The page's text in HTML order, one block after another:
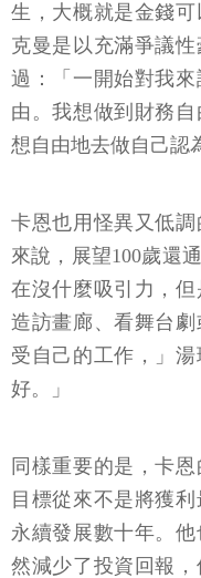
生，大概就是金錢
克曼是以充滿爭議
過：「一開始對我
由。我想做到財務
想自由地去做自己認
卡恩也用怪異又低
來說，展望100歲還
在沒什麼吸引力，
造訪畫廊、看舞台
受自己的工作，」
好。」
同樣重要的是，卡
目標從來不是將獲
永續發展數十年。
然減少了投資回報